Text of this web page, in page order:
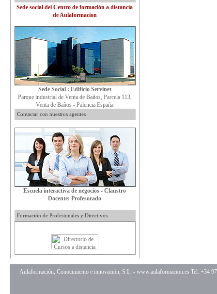
Sede social del Centro de formación a distancia
de Aulaformacion
Sede Social : Edificio Servinet
Parque industrial de Venta de Baños, Parcela 113,
Venta de Baños - Palencia España
Contactar con nuestros agentes
Escuela interactiva de negocios - Claustro
Docente: Profesorado
Formación de Profesionales y Directivos
Aulaformación, Conocimiento e innovación, S.L. -www.aulaformacion.es Tel. +34